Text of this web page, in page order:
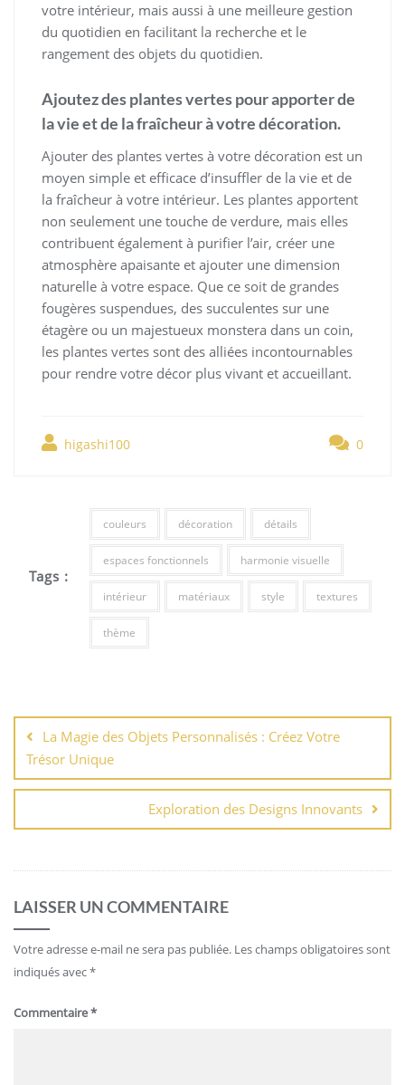
votre intérieur, mais aussi à une meilleure gestion
du quotidien en facilitant la recherche et le
rangement des objets du quotidien.
Ajoutez des plantes vertes pour apporter de
la vie et de la fraîcheur à votre décoration.
Ajouter des plantes vertes à votre décoration est un
moyen simple et efficace d’insuffler de la vie et de
la fraîcheur à votre intérieur. Les plantes apportent
non seulement une touche de verdure, mais elles
contribuent également à purifier l’air, créer une
atmosphère apaisante et ajouter une dimension
naturelle à votre espace. Que ce soit de grandes
fougères suspendues, des succulentes sur une
étagère ou un majestueux monstera dans un coin,
les plantes vertes sont des alliées incontournables
pour rendre votre décor plus vivant et accueillant.
higashi100 0
Tags :
couleurs décoration détails
espaces fonctionnels harmonie visuelle
intérieur matériaux style textures
thème
de
l’article
La Magie des Objets Personnalisés : Créez Votre
Trésor Unique
Exploration des Designs Innovants
LAISSER UN COMMENTAIRE
Votre adresse e-mail ne sera pas publiée. Les champs obligatoires sont
indiqués avec*
Commentaire*